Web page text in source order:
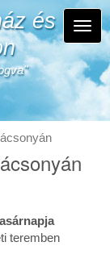
és
teremben